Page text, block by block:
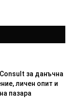
за данъчна
личен опит и
пазара